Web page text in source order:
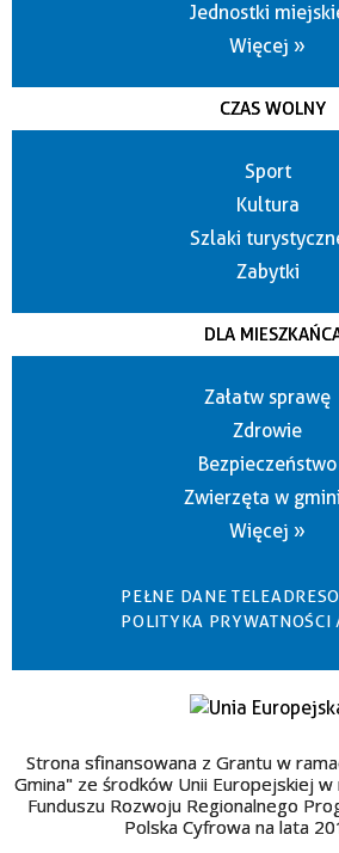
Jednostki
Więcej »
CZAS WOLNY
Sport
Kultura
Szlaki
Zabytki
DLA
Załatw sprawę
Zdrowie
Bezpieczeństwo
Zwierzęta w
Więcej »
PEŁNE DANE
POLITYKA PRYWATNOŚCI
Strona sfinansowana z Grantu w
Gmina" ze środków Unii Europejskiej
Funduszu Rozwoju Regionalnego
Polska Cyfrowa na lata